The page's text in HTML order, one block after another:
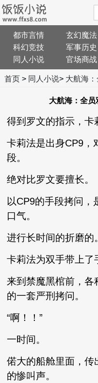
都市言情 玄幻魔法
科幻竞技
军事历史
同人小说
官场商战
首页> 同人小说> 大航海：
大航海：全
得到罗文的指示，卡
卡莉法是出身CP9，
段。
绝对比罗文要擅长。
以CP9的手段拷问，
口气。
进行长时间的折磨的
卡莉法为双手带上了
来到禁魔黑棺前，
的一套严刑拷问。
“啊！！”
一时间。
偌大的船舱里面，
的惨叫声。